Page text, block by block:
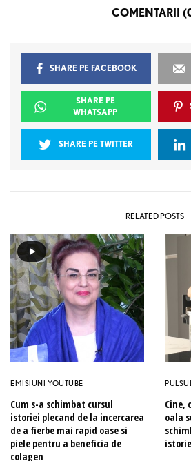
COMENTARII
SHARE PE FACEBOOK
SHARE PE
WHATSAPP
SHARE PE TWITTER
RELATED POSTS
EMISIUNI YOUTUBE
Cum s-a schimbat cursul
istoriei plecand de la incercarea
de a fierbe mai rapid oase si
piele pentru a beneficia de
colagen
Cine,
oala